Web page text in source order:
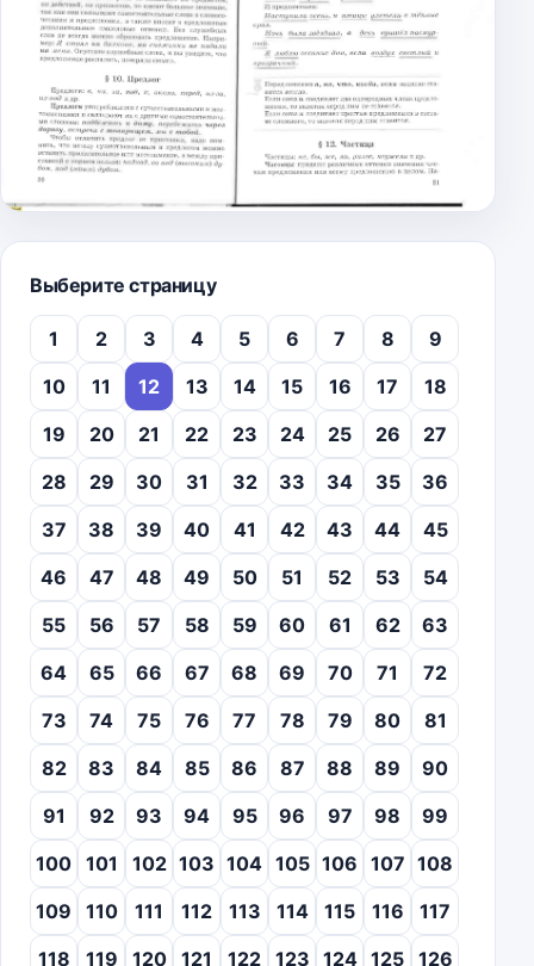
Выберите страницу
1 2 3 4 5 6 7 8
9
10
11 12 13 14 15 16 17
18
19
20 21 22 23 24 25 26
27
28
29 30 31 32 33 34 35
36
37
38 39 40 41 42 43 44
45
46
47 48 49 50 51 52 53
54
55
56 57 58 59 60 61 62
63
64
65 66 67 68 69 70 71
72
73
74 75 76 77 78 79 80
81
82
83 84 85 86 87 88 89
90
91
92 93 94 95 96 97 98
99
100 101 102 103 104 105 106 107 108
109
110 111 112 113 114 115 116
117
118
119 120 121 122 123 124 125 126